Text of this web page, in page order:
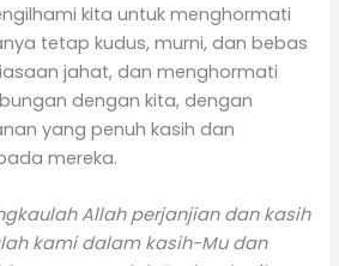
kita untuk menghormati
tetap kudus, murni, dan bebas
jahat, dan menghormati
dengan kita, dengan
yang penuh kasih dan
mereka.
Allah perjanjian dan kasih
kami dalam kasih-Mu dan